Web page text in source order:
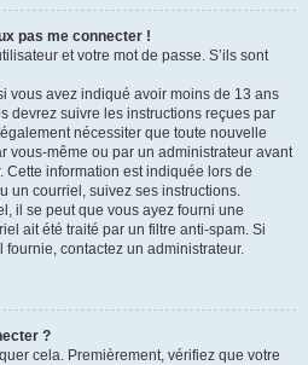
pas me connecter !
et votre mot de passe. S’ils sont
vous avez indiqué avoir moins de 13 ans
devrez suivre les instructions reçues par
nécessiter que toute nouvelle
vous-même ou par un administrateur avant
information est indiquée lors de
un courriel, suivez ses instructions.
il se peut que vous ayez fourni une
ait été traité par un filtre anti-spam. Si
fournie, contactez un administrateur.
?
cela. Premièrement, vérifiez que votre